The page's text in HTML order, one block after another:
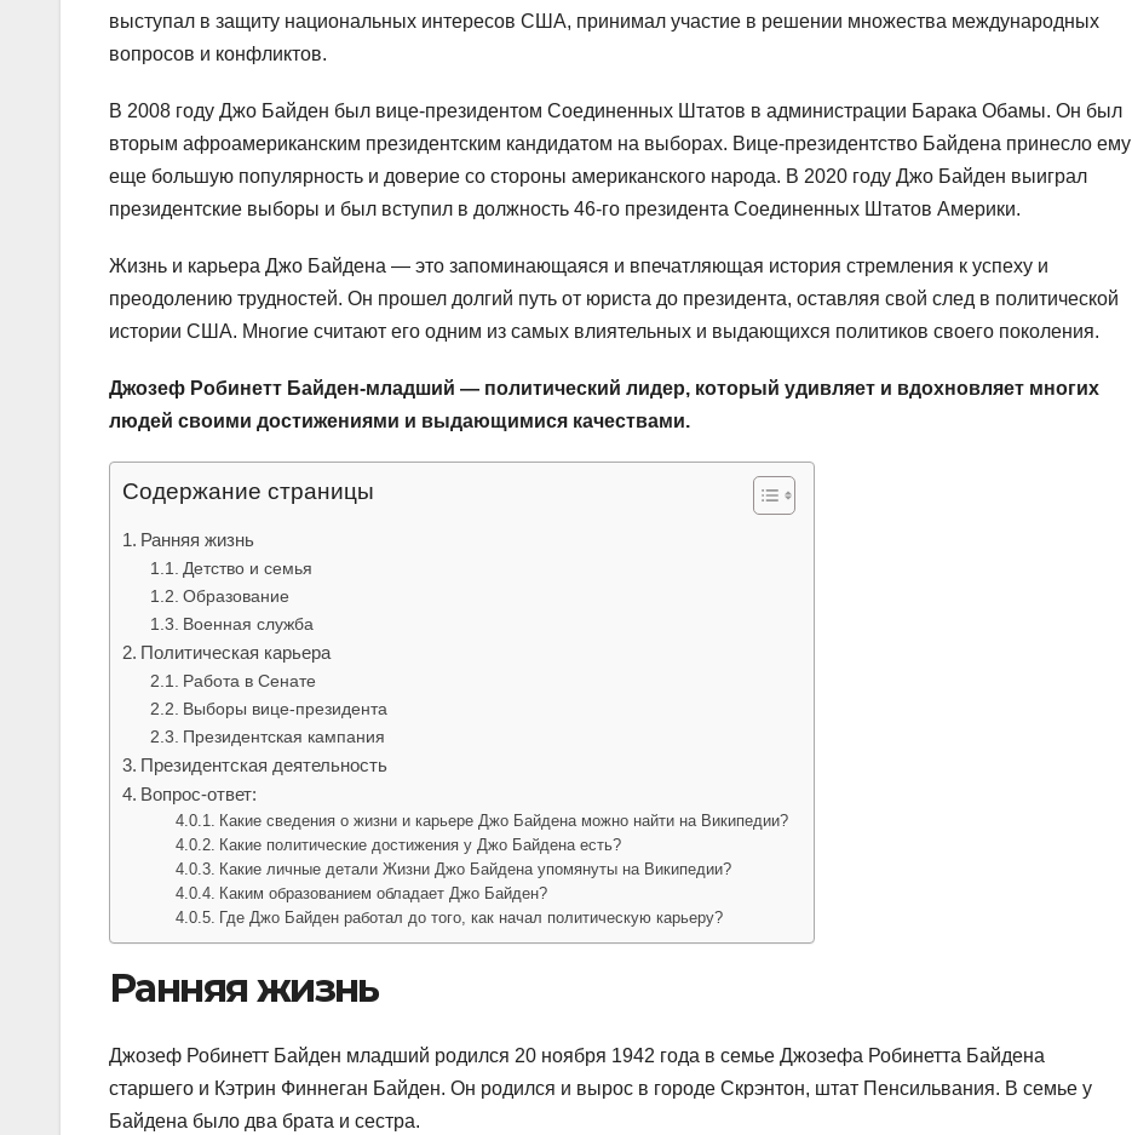
выступал в защиту национальных интересов США, принимал участие в решении множества международных
вопросов и конфликтов.
В 2008 году Джо Байден был вице-президентом Соединенных Штатов в администрации Барака Обамы. Он был
вторым афроамериканским президентским кандидатом на выборах. Вице-президентство Байдена принесло ему
еще большую популярность и доверие со стороны американского народа. В 2020 году Джо Байден выиграл
президентские выборы и был вступил в должность 46-го президента Соединенных Штатов Америки.
Жизнь и карьера Джо Байдена — это запоминающаяся и впечатляющая история стремления к успеху и
преодолению трудностей. Он прошел долгий путь от юриста до президента, оставляя свой след в политической
истории США. Многие считают его одним из самых влиятельных и выдающихся политиков своего поколения.
Джозеф Робинетт Байден-младший — политический лидер, который удивляет и вдохновляет многих
людей своими достижениями и выдающимися качествами.
Содержание страницы
Ранняя жизнь
Детство и семья
Образование
Военная служба
Политическая карьера
Работа в Сенате
Выборы вице-президента
Президентская кампания
Президентская деятельность
Вопрос-ответ:
Какие сведения о жизни и карьере Джо Байдена можно найти на Википедии?
Какие политические достижения у Джо Байдена есть?
Какие личные детали Жизни Джо Байдена упомянуты на Википедии?
Каким образованием обладает Джо Байден?
Где Джо Байден работал до того, как начал политическую карьеру?
Ранняя жизнь
Джозеф Робинетт Байден младший родился 20 ноября 1942 года в семье Джозефа Робинетта Байдена
старшего и Кэтрин Финнеган Байден. Он родился и вырос в городе Скрэнтон, штат Пенсильвания. В семье у
Байдена было два брата и сестра.